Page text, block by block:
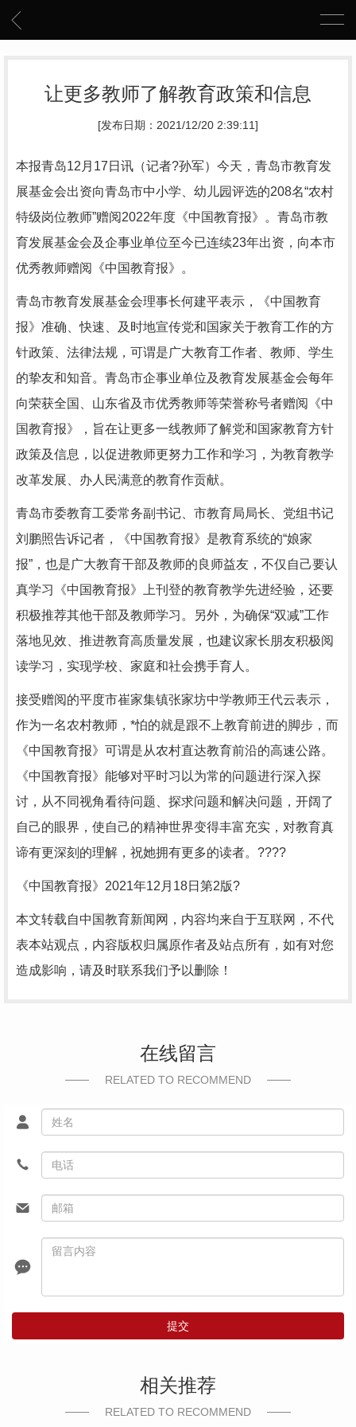
让更多教师了解教育政策和信息
[发布日期：2021/12/20 2:39:11]
本报青岛12月17日讯（记者?孙军）今天，青岛市教育发
展基金会出资向青岛市中小学、幼儿园评选的208名“农村
特级岗位教师”赠阅2022年度《中国教育报》。青岛市教
育发展基金会及企事业单位至今已连续23年出资，向本市
优秀教师赠阅《中国教育报》。
青岛市教育发展基金会理事长何建平表示，《中国教育
报》准确、快速、及时地宣传党和国家关于教育工作的方
针政策、法律法规，可谓是广大教育工作者、教师、学生
的挚友和知音。青岛市企事业单位及教育发展基金会每年
向荣获全国、山东省及市优秀教师等荣誉称号者赠阅《中
国教育报》，旨在让更多一线教师了解党和国家教育方针
政策及信息，以促进教师更努力工作和学习，为教育教学
改革发展、办人民满意的教育作贡献。
青岛市委教育工委常务副书记、市教育局局长、党组书记
刘鹏照告诉记者，《中国教育报》是教育系统的“娘家
报”，也是广大教育干部及教师的良师益友，不仅自己要认
真学习《中国教育报》上刊登的教育教学先进经验，还要
积极推荐其他干部及教师学习。另外，为确保“双减”工作
落地见效、推进教育高质量发展，也建议家长朋友积极阅
读学习，实现学校、家庭和社会携手育人。
接受赠阅的平度市崔家集镇张家坊中学教师王代云表示，
作为一名农村教师，*怕的就是跟不上教育前进的脚步，而
《中国教育报》可谓是从农村直达教育前沿的高速公路。
《中国教育报》能够对平时习以为常的问题进行深入探
讨，从不同视角看待问题、探求问题和解决问题，开阔了
自己的眼界，使自己的精神世界变得丰富充实，对教育真
谛有更深刻的理解，祝她拥有更多的读者。????
《中国教育报》2021年12月18日第2版?
本文转载自中国教育新闻网，内容均来自于互联网，不代
表本站观点，内容版权归属原作者及站点所有，如有对您
造成影响，请及时联系我们予以删除！
在线留言
RELATED TO RECOMMEND
提交
相关推荐
RELATED TO RECOMMEND